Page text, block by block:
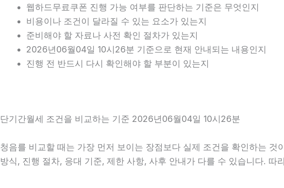
웹하드무료쿠폰 진행 가능 여부를 판단하는 기준은 무엇인지
비용이나 조건이 달라질 수 있는 요소가 있는지
준비해야 할 자료나 사전 확인 절차가 있는지
2026년06월04일 10시26분 기준으로 현재 안내되는 내용인지
진행 전 반드시 다시 확인해야 할 부분이 있는지
단기간월세 조건을 비교하는 기준 2026년06월04일 10시26분
청음를 비교할 때는 가장 먼저 보이는 장점보다 실제 조건을 확인하는
방식, 진행 절차, 응대 기준, 제한 사항, 사후 안내가 다를 수 있습니다.